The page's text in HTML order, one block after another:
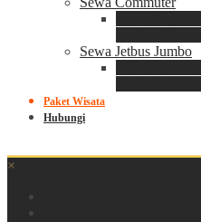
Sewa Jetbus Jumbo
Paket Wisata
Hubungi
×